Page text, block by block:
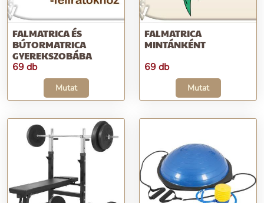
FALMATRICA ÉS
BÚTORMATRICA
GYEREKSZOBÁBA
69 db
Mutat
FALMATRICA
MINTÁNKÉNT
69 db
Mutat